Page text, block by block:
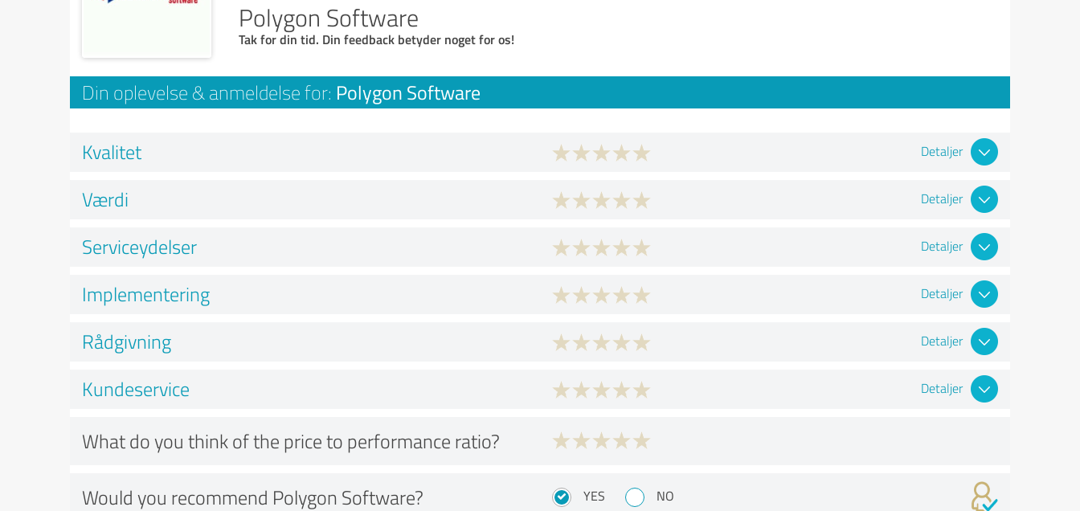
Polygon Software
Tak for din tid. Din feedback betyder noget for os!
Din oplevelse & anmeldelse for: Polygon Software
Kvalitet Detaljer
Værdi Detaljer
Serviceydelser Detaljer
Implementering Detaljer
Rådgivning Detaljer
Kundeservice Detaljer
What do you think of the price to performance ratio?
Would you recommend Polygon Software? YES NO